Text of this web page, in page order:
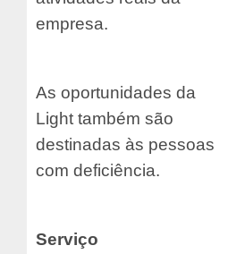
empresa.
As oportunidades da
Light também são
destinadas às pessoas
com deficiência.
Serviço